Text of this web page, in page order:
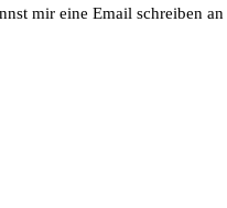
mir eine Email schreiben an